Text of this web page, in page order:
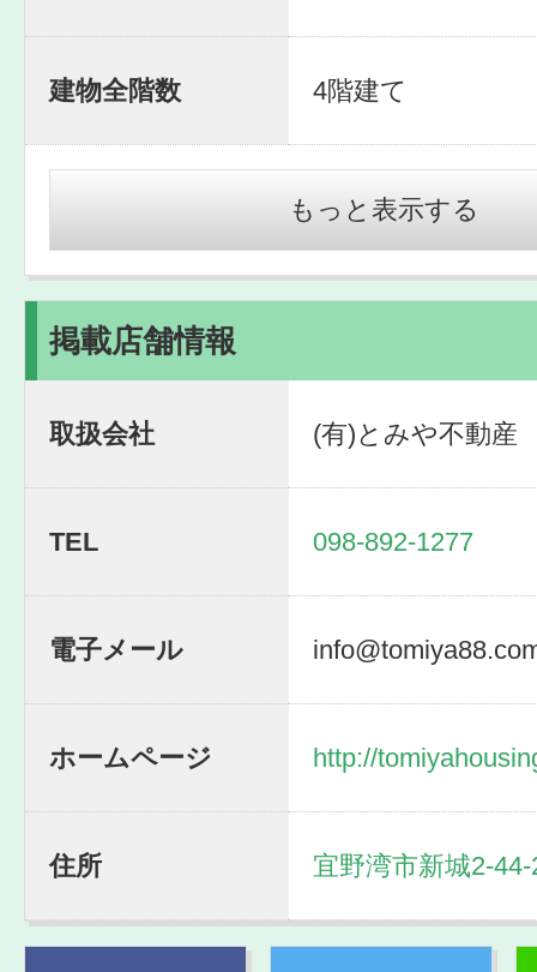
建物全階数 4階建て
もっと表示する
掲載店舗情報
取扱会社 (有)とみや不動産
TEL 098-892-1277
電子メール
ホームページ http://
住所 宜野湾市新城2-44-